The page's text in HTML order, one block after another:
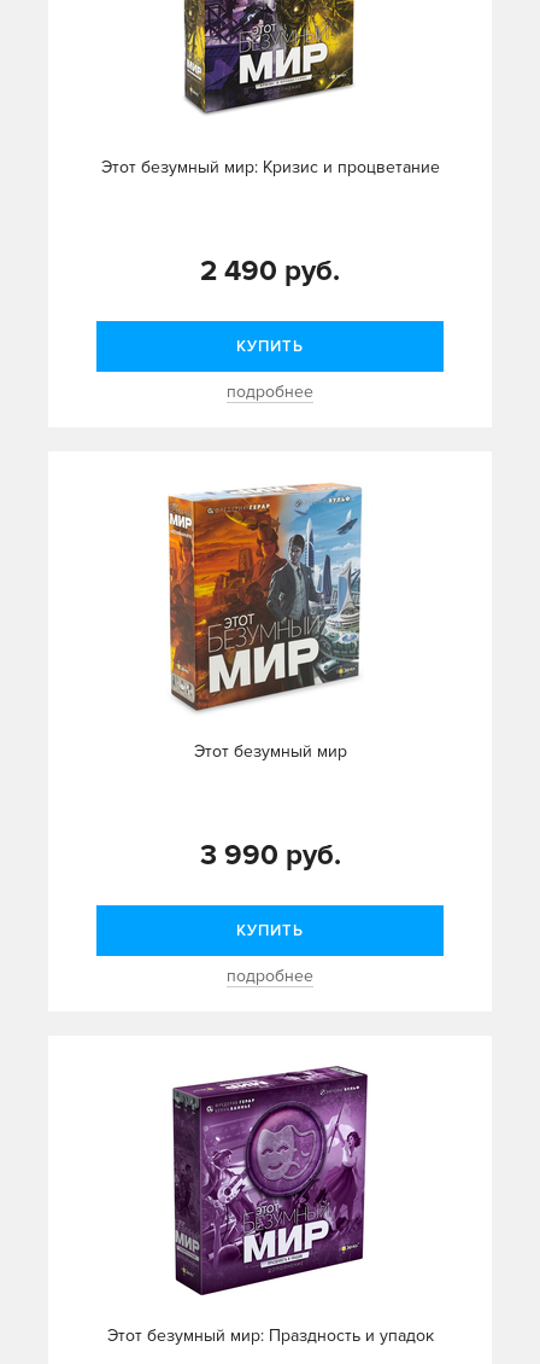
Этот безумный мир: Кризис и процветание
2 490 руб.
КУПИТЬ
подробнее
Этот безумный мир
3 990 руб.
КУПИТЬ
подробнее
Этот безумный мир: Праздность и упадок